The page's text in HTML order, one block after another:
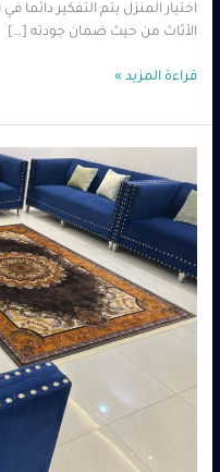
اختيار المنزل يتم التفكير دائما
الأثاث من حيث ضمان جودته […]
قراءة المزيد »
اثاث
مستعمل
في
الرياض
–
0560485279
–
العز